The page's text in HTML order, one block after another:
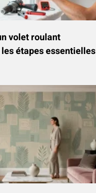
volet roulant
étapes essentielles